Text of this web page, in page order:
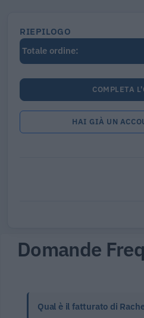
RIEPILOGO
Totale ordine:
COMPLETA
HAI GIÀ UN
Domande
Qual è il fatturato di